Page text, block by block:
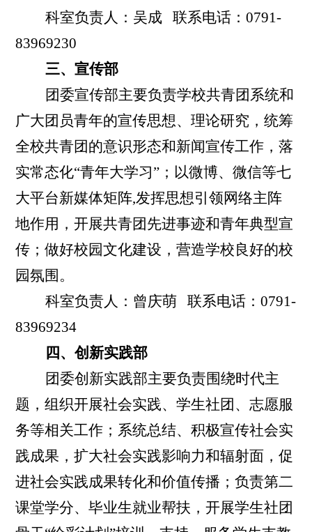
科室负责人：吴成
联系电话：0791-
83969230
三、宣传部
团委宣传部主要负责学校共青团系统和
广大团员青年的宣传思想、理论研究，统筹
全校共青团的意识形态和新闻宣传工作，落
实常态化“青年大学习” ；以微博、微信等七
大平台新媒体矩阵,发挥思想引领网络主阵
地作用，开展共青团先进事迹和青年典型宣
传；做好校园文化建设，营造学校良好的校
园氛围。
科室负责人：曾庆萌
联系电话：0791-
83969234
四、创新实践部
团委创新实践部主要负责围绕时代主
题，组织开展社会实践、学生社团 、志愿服
务等相关工作；系统总结、积极宣传社会实
践成果，扩大社会实践影响力和辐射面，促
进社会实践成果转化和价值传播；负责第二
课堂学分、毕业生就业帮扶，开展学生社团